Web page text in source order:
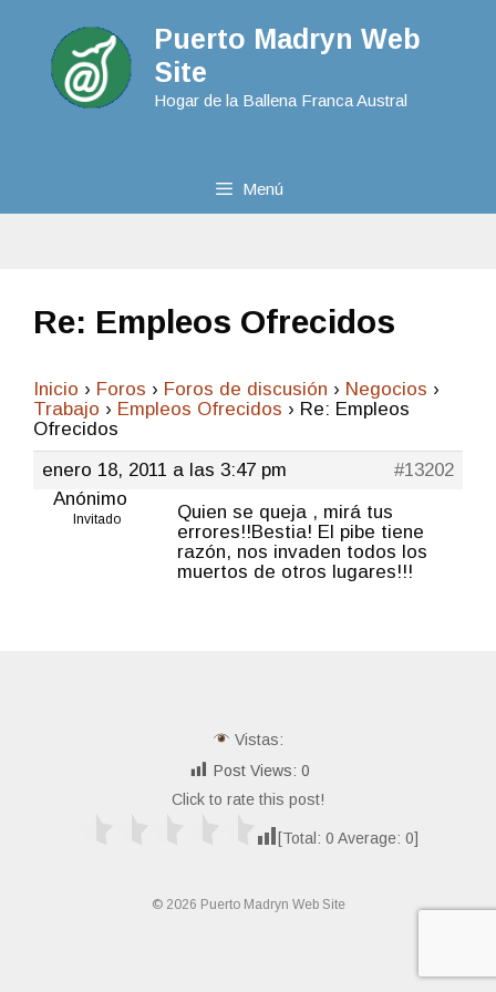
Puerto Madryn Web
Site
Hogar de la Ballena Franca Austral
Menú
Re: Empleos Ofrecidos
Inicio › Foros › Foros de discusión › Negocios ›
Trabajo › Empleos Ofrecidos › Re: Empleos
Ofrecidos
enero 18, 2011 a las 3:47 pm
#13202
Anónimo
Invitado
Quien se queja , mirá tus
errores!!Bestia! El pibe tiene
razón, nos invaden todos los
muertos de otros lugares!!!
Vistas:
Post Views: 0
Click to rate this post!
[Total: 0 Average: 0]
© 2026 Puerto Madryn Web Site